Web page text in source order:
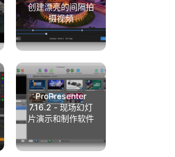
创建漂亮的间隔拍
摄视频
ProPresenter
7.16.2 - 现场幻灯
片演示和制作软件